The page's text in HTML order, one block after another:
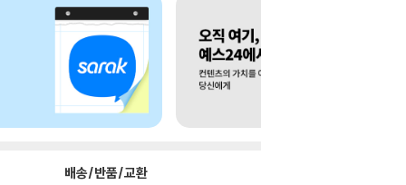
배송/반품/교환